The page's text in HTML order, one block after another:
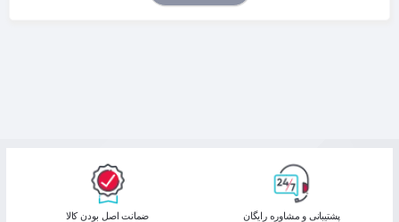
پشتیبانی و مشاوره رایگان ﺿﻤﺎﻧﺖ اﺻﻞ ﺑﻮدن ﮐﺎﻟﺎ